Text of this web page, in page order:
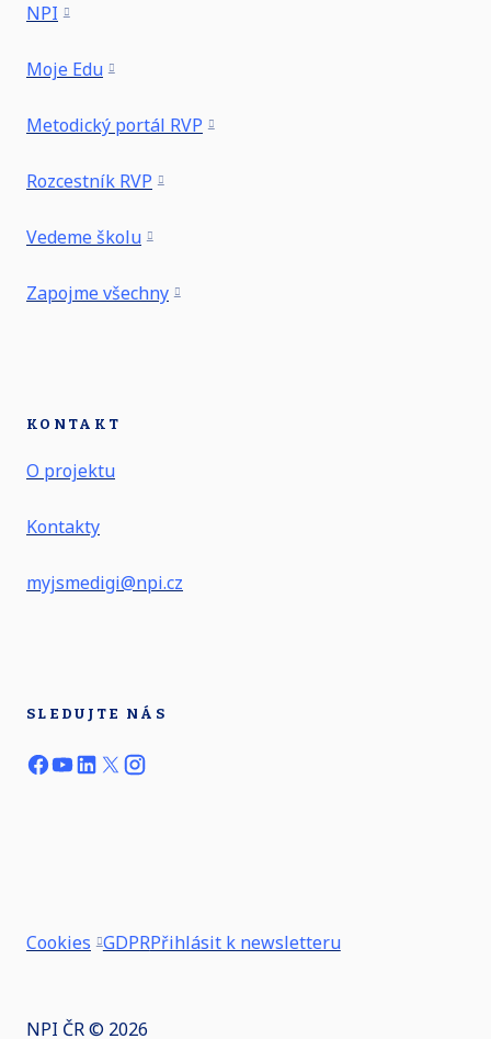
NPI
Moje Edu
Metodický portál RVP
Rozcestník RVP
Vedeme školu
Zapojme všechny
KONTAKT
O projektu
Kontakty
myjsmedigi@npi.cz
SLEDUJTE NÁS
Cookies GDPRPřihlásit k newsletteru
NPI ČR © 2026